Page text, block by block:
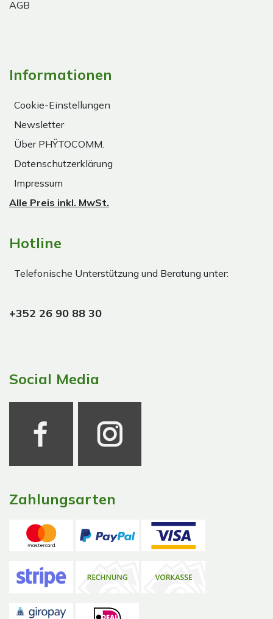
AGB
Informationen
Cookie-Einstellungen
Newsletter
Über PHŸTOCOMM.
Datenschutzerklärung
Impressum
Alle Preis inkl. MwSt.
Hotline
Telefonische Unterstützung und Beratung unter:
+352 26 90 88 30
Social Media
Zahlungsarten